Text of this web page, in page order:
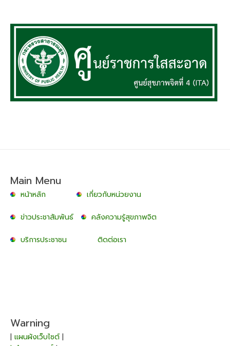
Main Menu
หน้าหลัก เกี่ยวกับหน่วยงาน
ข่าวประชาสัมพันธ์ คลังความรู้สุขภาพจิต
บริการประชาชน ติดต่อเรา
Warning
| แผนผังเว็บไซต์|